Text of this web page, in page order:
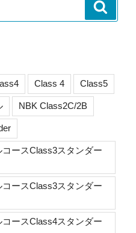
Class 4 Class5
NBK Class2C/2B
ースClass3スタンダー
ースClass3スタンダー
ースClass4スタンダー